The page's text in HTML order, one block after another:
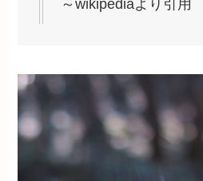
～wikipediaより引用